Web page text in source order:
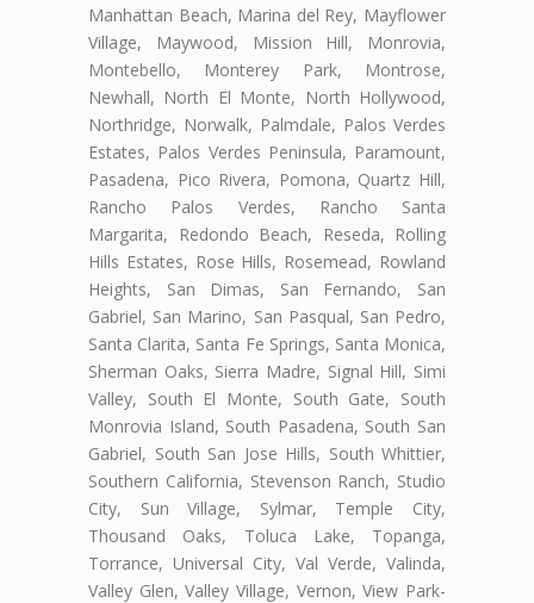
Manhattan Beach, Marina del Rey, Mayflower
Village, Maywood, Mission Hill, Monrovia,
Montebello, Monterey Park, Montrose,
Newhall, North El Monte, North Hollywood,
Northridge, Norwalk, Palmdale, Palos Verdes
Estates, Palos Verdes Peninsula, Paramount,
Pasadena, Pico Rivera, Pomona, Quartz Hill,
Rancho Palos Verdes, Rancho Santa
Margarita, Redondo Beach, Reseda, Rolling
Hills Estates, Rose Hills, Rosemead, Rowland
Heights, San Dimas, San Fernando, San
Gabriel, San Marino, San Pasqual, San Pedro,
Santa Clarita, Santa Fe Springs, Santa Monica,
Sherman Oaks, Sierra Madre, Signal Hill, Simi
Valley, South El Monte, South Gate, South
Monrovia Island, South Pasadena, South San
Gabriel, South San Jose Hills, South Whittier,
Southern California, Stevenson Ranch, Studio
City, Sun Village, Sylmar, Temple City,
Thousand Oaks, Toluca Lake, Topanga,
Torrance, Universal City, Val Verde, Valinda,
Valley Glen, Valley Village, Vernon, View Park-